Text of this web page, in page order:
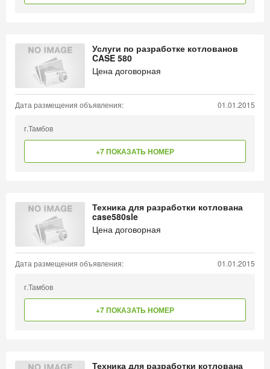
Услуги по разработке котлованов
CASE 580
Цена договорная
Дата размещения объявления: 01.01.2015
г.Тамбов
+7 ПОКАЗАТЬ НОМЕР
Техника для разработки котлована
case580sle
Цена договорная
Дата размещения объявления: 01.01.2015
г.Тамбов
+7 ПОКАЗАТЬ НОМЕР
Техника для разработки котлована